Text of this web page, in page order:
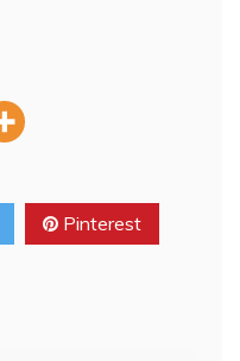
Pinterest